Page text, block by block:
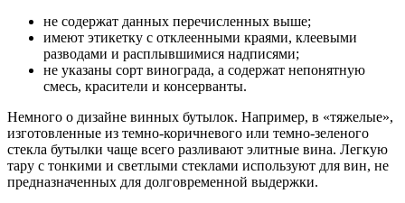
не содержат данных перечисленных выше;
имеют этикетку с отклеенными краями, клеевыми
разводами и расплывшимися надписями;
не указаны сорт винограда, а содержат непонятную
смесь, красители и консерванты.
Немного о дизайне винных бутылок. Например, в «тяжелые»,
изготовленные из темно-коричневого или темно-зеленого
стекла бутылки чаще всего разливают элитные вина. Легкую
тару с тонкими и светлыми стеклами используют для вин, не
предназначенных для долговременной выдержки.